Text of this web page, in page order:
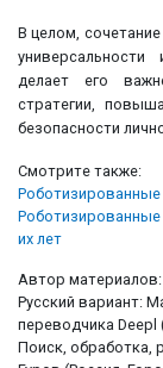
В целом,
делает его
стратегии,
безопасности
Смотрите также:
их лет
Автор материалов:
Русский вариант:
переводчика
Поиск, обработка,